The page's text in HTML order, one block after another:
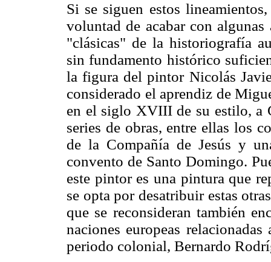
Si se siguen estos
voluntad de acabar con
"clásicas" de la historiografía
sin fundamento histórico
la figura del pintor Nicolás
considerado el aprendiz de
en el siglo XVIII de su estilo, a
series de obras, entre ellas los
de la Compañía de Jesús y
convento de Santo Domingo.
este pintor es una pintura que
se opta por desatribuir estas
que se reconsideran también
naciones europeas
periodo colonial, Bernardo